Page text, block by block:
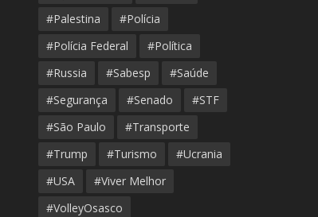
#Palestina
#Polícia
#Polícia Federal
#Política
#Russia
#Sabesp
#Saúde
#Segurança
#Senado
#STF
#São Paulo
#Transporte
#Trump
#Turismo
#Ucrania
#USA
#Viver Melhor
#VolleyOsasco